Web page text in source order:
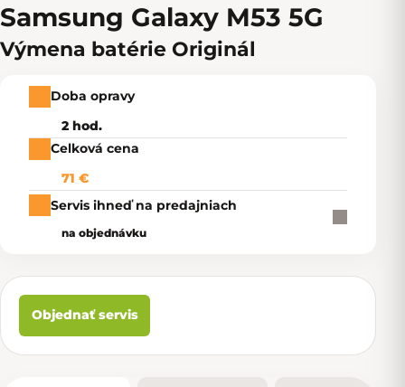
Samsung Galaxy M53 5G
Výmena batérie Originál
Doba opravy
2 hod.
Celková cena
71 €
Servis ihneď na predajniach
na objednávku
Objednať servis